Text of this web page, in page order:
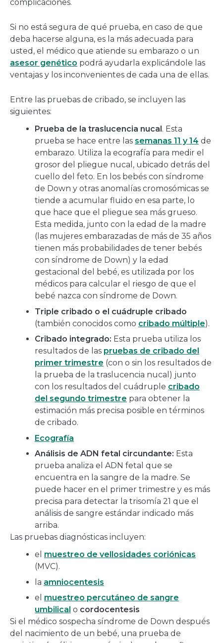
complicaciones.
Si no está segura de qué prueba, en caso de que
deba hacerse alguna, es la más adecuada para
usted, el médico que atiende su embarazo o un
asesor genético podrá ayudarla explicándole las
ventajas y los inconvenientes de cada una de ellas.
Entre las pruebas de cribado, se incluyen las
siguientes:
Prueba de la traslucencia nucal . Esta
prueba se hace entre las semanas 11 y 14 de
embarazo. Utiliza la ecografía para medir el
grosor del pliegue nucal, ubicado detrás del
cuello del feto. En los bebés con síndrome
de Down y otras anomalías cromosómicas se
tiende a acumular fluido en esa parte, lo
que hace que el pliegue sea más grueso.
Esta medida, junto con la edad de la madre
(las mujeres embarazadas de más de 35 años
tienen más probabilidades de tener bebés
con síndrome de Down) y la edad
gestacional del bebé, es utilizada por los
médicos para calcular el riesgo de que el
bebé nazca con síndrome de Down.
Triple cribado o el cuádruple cribado
(también conocidos como cribado múltiple).
Cribado integrado: Esta prueba utiliza los
resultados de las pruebas de cribado del
primer trimestre (con o sin los resultados de
la prueba de la traslucencia nucal) junto
con los resultados del cuádruple cribado
del segundo trimestre para obtener la
estimación más precisa posible en términos
de cribado.
Ecografía
Análisis de ADN fetal circundante: Esta
prueba analiza el ADN fetal que se
encuentra en la sangre de la madre. Se
puede hacer en el primer trimestre y es más
precisa para detectar la trisomía 21 que el
análisis de sangre estándar indicado más
arriba.
Las pruebas diagnósticas incluyen:
el muestreo de vellosidades coriónicas
(MVC).
la amniocentesis
el muestreo percutáneo de sangre
umbilical o cordocentesis
Si el médico sospecha síndrome de Down después
del nacimiento de un bebé, una prueba de